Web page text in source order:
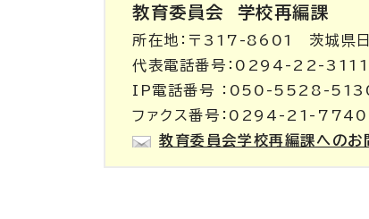
教育委員会 学校再編課
所在地：〒317-8601 茨城県
代表電話番号：0294-22-3111
IP電話番号 ：050-5528-
ファクス番号：0294-21-7740
教育委員会学校再編課へのお